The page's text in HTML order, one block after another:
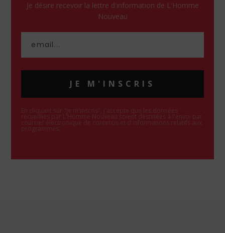
Je désire recevoir la lettre d'information de L'Homme
Nouveau
JE M'INSCRIS
En cliquant sur "Je m'inscris", j'accepte que les données
recueillies par L'Homme Nouveau soient destinées à l'envoi par
courrier électronique de contenus et d'informations relatifs aux
programmes.